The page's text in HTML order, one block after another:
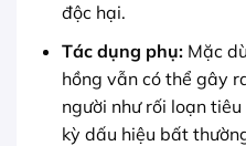
độc hại.
Tác dụng phụ:Mặc
hồng vẫn có thể gây
người như rối loạn
kỳ dấu hiệu bất